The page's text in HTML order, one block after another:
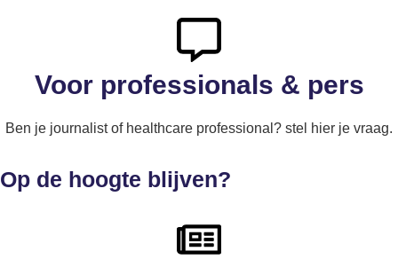
Voor professionals & pers
Ben je journalist of healthcare professional? stel hier je vraag.
Op de hoogte blijven?